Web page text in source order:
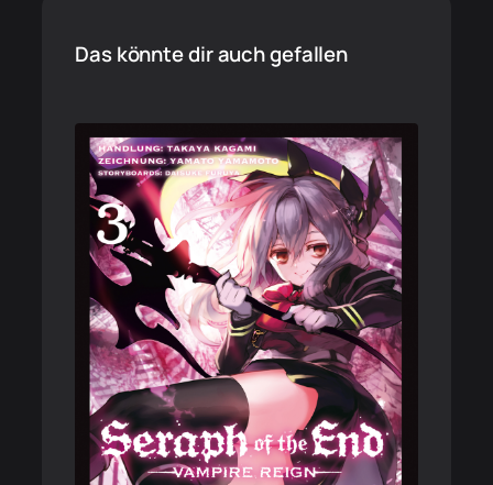
Das könnte dir auch gefallen